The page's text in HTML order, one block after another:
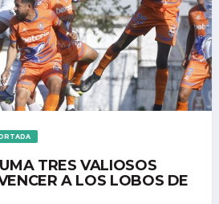
TRES VALIOSOS
A LOS LOBOS DE